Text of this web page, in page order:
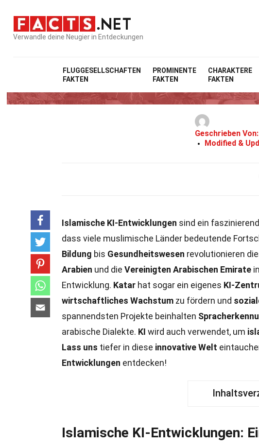
Verwandle deine Neugier in Entdeckungen
FLUGGESELLSCHAFTEN
FAKTEN
PROMINENTE
FAKTEN
CHARAKTERE
FAKTEN
22 Fakten
Geschrieben Von:
Modified &
Islamische KI-Entwicklungen sind ein
dass viele muslimische Länder bedeutende
Bildung bis Gesundheitswesen revolutionieren
Arabien und die Vereinigten Arabischen Emirate
Entwicklung. Katar hat sogar ein eigenes KI-
wirtschaftliches Wachstum zu fördern und
spannendsten Projekte beinhalten
arabische Dialekte. KI wird auch verwendet, um
Lass uns tiefer in diese innovative Welt
Entwicklungen entdecken!
Islamische KI-Entwicklungen: